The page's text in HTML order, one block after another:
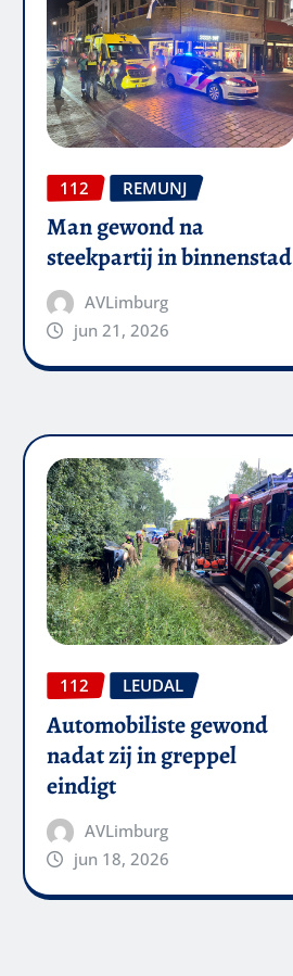
112 REMUNJ
Man gewond na
steekpartij in binnenstad
AVLimburg
jun 21, 2026
112 LEUDAL
Automobiliste gewond
nadat zij in greppel
eindigt
AVLimburg
jun 18, 2026